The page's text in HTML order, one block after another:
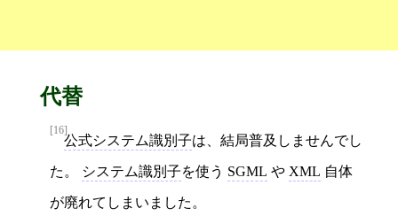
代替
[16]
公式システム識別子は、結局普及しませんでし
た。 システム識別子を使う SGML や XML 自体
が廃れてしまいました。